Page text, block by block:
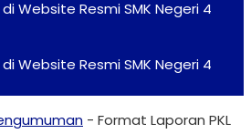
Website Resmi SMK Negeri 4
Website Resmi SMK Negeri 4
- Format Laporan PKL